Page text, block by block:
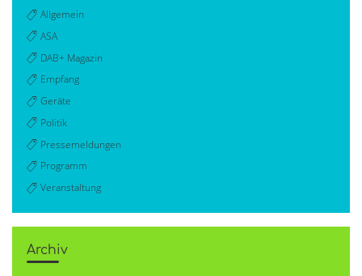
Allgemein
ASA
DAB+ Magazin
Empfang
Geräte
Politik
Pressemeldungen
Programm
Veranstaltung
Archiv